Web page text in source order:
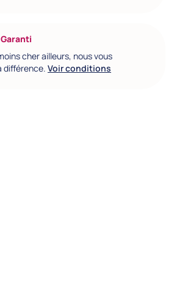
cher ailleurs, nous vous
différence. Voir conditions